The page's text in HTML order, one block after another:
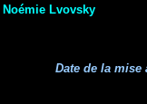
Noémie Lvovsky
Date de la